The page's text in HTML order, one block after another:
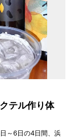
テル作り体
～6日の4日間、浜